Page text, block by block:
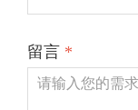
留言 *